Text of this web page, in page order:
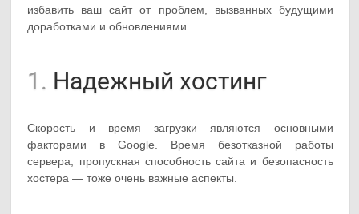
избавить ваш сайт от проблем, вызванных будущими
доработками и обновлениями.
1. Надежный хостинг
Скорость и время загрузки являются основными
факторами в Google. Время безотказной работы
сервера, пропускная способность сайта и безопасность
хостера — тоже очень важные аспекты.